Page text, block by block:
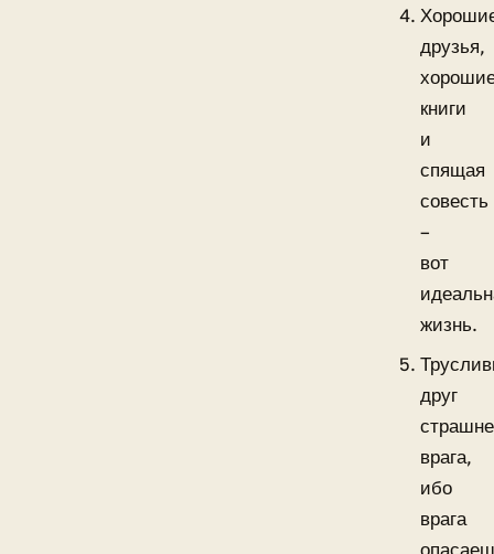
друзья,
книги
и
спящая
совесть
–
вот
жизнь.
друг
врага,
ибо
врага